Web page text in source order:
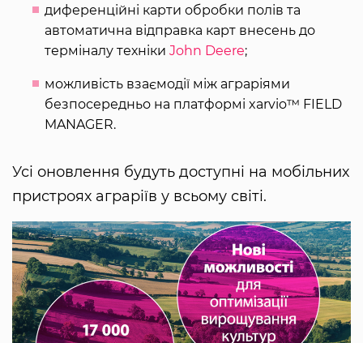
диференційні карти обробки полів та
автоматична відправка карт внесень до
терміналу техніки John Deere;
можливість взаємодії між аграріями
безпосередньо на платформі xarvio™ FIELD
MANAGER.
Усі оновлення будуть доступні на мобільних
пристроях аграріїв у всьому світі.